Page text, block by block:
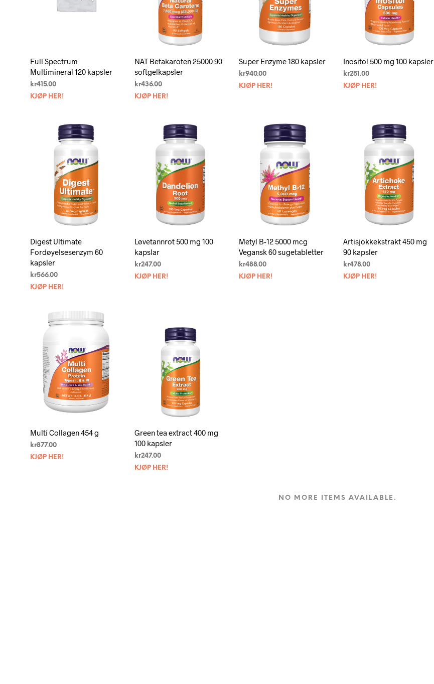
Full Spectrum
Multimineral 120 kapsler
kr415.00
KJØP HER!
NAT Betakaroten 25000 90
softgelkapsler
kr436.00
KJØP HER!
Super Enzyme 180 kapsler
kr940.00
KJØP HER!
Inositol 500 mg 100 kapsler
kr251.00
KJØP HER!
Digest Ultimate
Fordøyelsesenzym 60
kapsler
kr566.00
KJØP HER!
Løvetannrot 500 mg 100
kapslar
kr247.00
KJØP HER!
Metyl B-12 5000 mcg
Vegansk 60 sugetabletter
kr488.00
KJØP HER!
Artisjokkekstrakt 450 mg
90 kapsler
kr478.00
KJØP HER!
Multi Collagen 454 g
kr877.00
KJØP HER!
Green tea extract 400 mg
100 kapsler
kr247.00
KJØP HER!
NO MORE ITEMS AVAILABLE.